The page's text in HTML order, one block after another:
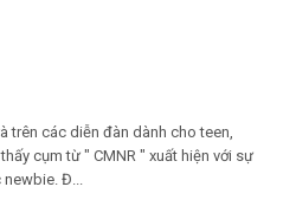
trên các diễn đàn dành cho teen,
cụm từ " CMNR " xuất hiện với sự
newbie. Đ...